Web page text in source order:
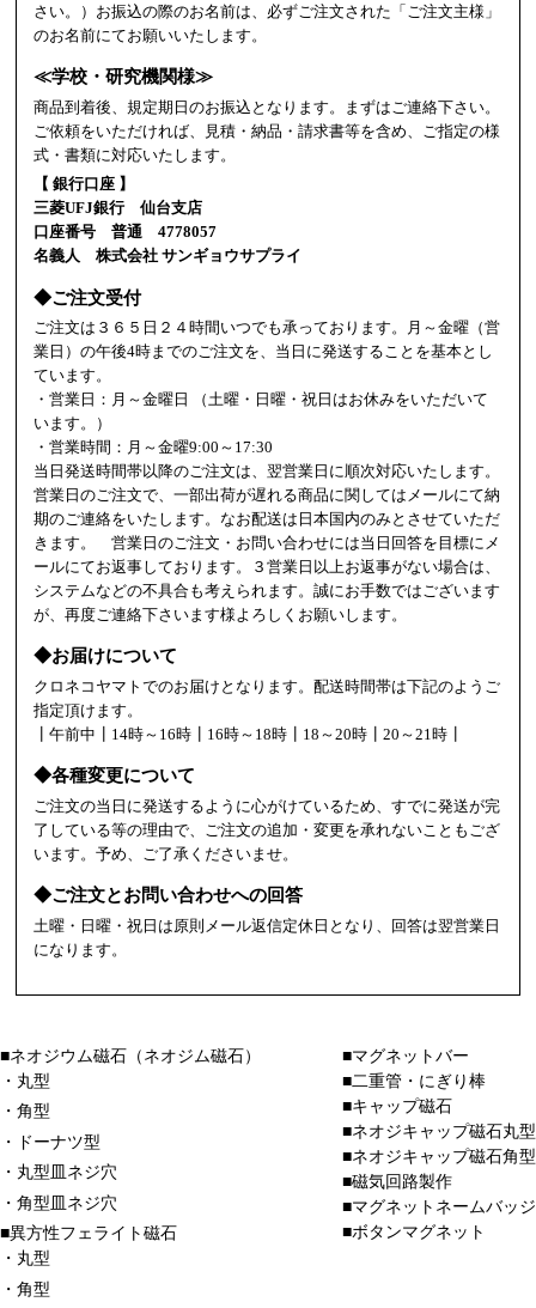
さい。）お振込の際のお名前は、必ずご注文された「ご注文主様」
のお名前にてお願いいたします。
≪学校・研究機関様≫
商品到着後、規定期日のお振込となります。まずはご連絡下さい。
ご依頼をいただければ、見積・納品・請求書等を含め、ご指定の様
式・書類に対応いたします。
【 銀行口座 】
三菱UFJ銀行 仙台支店
口座番号 普通 4778057
名義人 株式会社 サンギョウサプライ
◆ご注文受付
ご注文は３６５日２４時間いつでも承っております。月～金曜（営
業日）の午後4時までのご注文を、当日に発送することを基本とし
ています。
・営業日：月～金曜日 （土曜・日曜・祝日はお休みをいただいて
います。）
・営業時間：月～金曜9:00～17:30
当日発送時間帯以降のご注文は、翌営業日に順次対応いたします。
営業日のご注文で、一部出荷が遅れる商品に関してはメールにて納
期のご連絡をいたします。なお配送は日本国内のみとさせていただ
きます。 営業日のご注文・お問い合わせには当日回答を目標にメ
ールにてお返事しております。３営業日以上お返事がない場合は、
システムなどの不具合も考えられます。誠にお手数ではございます
が、再度ご連絡下さいます様よろしくお願いします。
◆お届けについて
クロネコヤマトでのお届けとなります。配送時間帯は下記のようご
指定頂けます。
┃午前中┃14時～16時┃16時～18時┃18～20時┃20～21時┃
◆各種変更について
ご注文の当日に発送するように心がけているため、すでに発送が完
了している等の理由で、ご注文の追加・変更を承れないこともござ
います。予め、ご了承くださいませ。
◆ご注文とお問い合わせへの回答
土曜・日曜・祝日は原則メール返信定休日となり、回答は翌営業日
になります。
■ネオジウム磁石（ネオジム磁石）
・丸型
・角型
・ドーナツ型
・丸型皿ネジ穴
・角型皿ネジ穴
■異方性フェライト磁石
・丸型
・角型
■マグネットバー
■二重管・にぎり棒
■キャップ磁石
■ネオジキャップ磁石丸型
■ネオジキャップ磁石角型
■磁気回路製作
■マグネットネームバッジ
■ボタンマグネット